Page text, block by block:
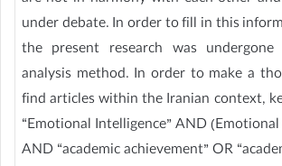
under debate. In order to fill in this
the present research was
analysis method. In order to make a
find articles within the Iranian context,
“Emotional Intelligence” AND
AND “academic achievement” OR